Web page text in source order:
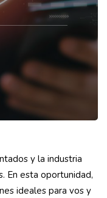
y la industria
En esta oportunidad,
ideales para vos y